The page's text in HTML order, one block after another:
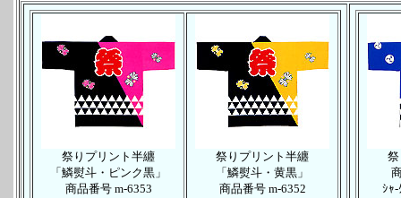
祭りプリント半纏
「鱗熨斗・ピンク黒」
商品番号 m-6353
祭りプリント 半纏
「鱗熨斗・黄黒」
商品番号 m-6352
ｼｬ-